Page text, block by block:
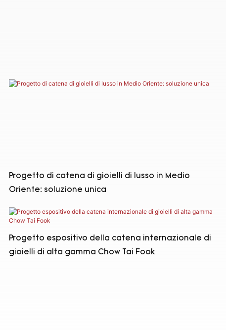
Progetto di catena di gioielli di lusso in Medio
Oriente: soluzione unica
Progetto espositivo della catena internazionale di
gioielli di alta gamma Chow Tai Fook